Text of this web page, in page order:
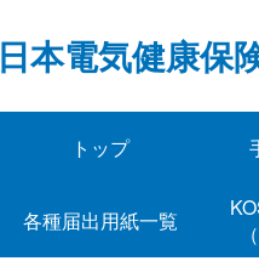
日本電気健康保
トップ
各種届出用紙一覧